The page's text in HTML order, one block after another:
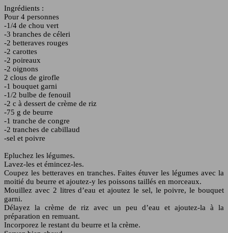
Ingrédients :
Pour 4 personnes
-1/4 de chou vert
-3 branches de céleri
-2 betteraves rouges
-2 carottes
-2 poireaux
-2 oignons
2 clous de girofle
-1 bouquet garni
-1/2 bulbe de fenouil
-2 c à dessert de crème de riz
-75 g de beurre
-1 tranche de congre
-2 tranches de cabillaud
-sel et poivre
Epluchez les légumes.
Lavez-les et émincez-les.
Coupez les betteraves en tranches. Faites étuver les légumes avec la
moitié du beurre et ajoutez-y les poissons taillés en morceaux.
Mouillez avec 2 litres d’eau et ajoutez le sel, le poivre, le bouquet
garni.
Délayez la crème de riz avec un peu d’eau et ajoutez-la à la
préparation en remuant.
Incorporez le restant du beurre et la crème.